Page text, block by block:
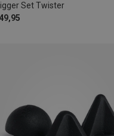
Set Twister